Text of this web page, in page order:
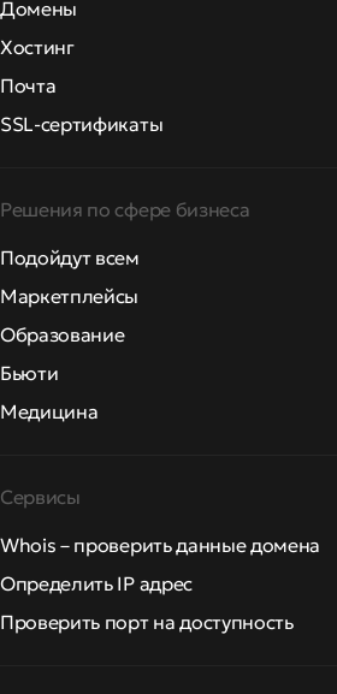
Домены
Хостинг
Почта
SSL-сертификаты
Решения по сфере бизнеса
Подойдут всем
Маркетплейсы
Образование
Бьюти
Медицина
Сервисы
Whois – проверить данные домена
Определить IP адрес
Проверить порт на доступность